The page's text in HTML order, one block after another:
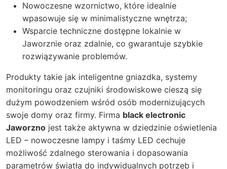
Nowoczesne wzornictwo, które idealnie
wpasowuje się w minimalistyczne wnętrza;
Wsparcie techniczne dostępne lokalnie w
Jaworznie oraz zdalnie, co gwarantuje szybkie
rozwiązywanie problemów.
Produkty takie jak inteligentne gniazdka, systemy
monitoringu oraz czujniki środowiskowe cieszą się
dużym powodzeniem wśród osób modernizujących
swoje domy oraz firmy. Firma black electronic
Jaworzno jest także aktywna w dziedzinie oświetlenia
LED – nowoczesne lampy i taśmy LED cechuje
możliwość zdalnego sterowania i dopasowania
parametrów światła do indywidualnych potrzeb i